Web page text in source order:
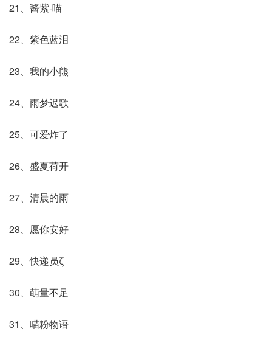
21、酱紫-喵
22、紫色蓝泪
23、我的小熊
24、雨梦迟歌
25、可爱炸了
26、盛夏荷开
27、清晨的雨
28、愿你安好
29、快递员ζ
30、萌量不足
31、喵粉物语